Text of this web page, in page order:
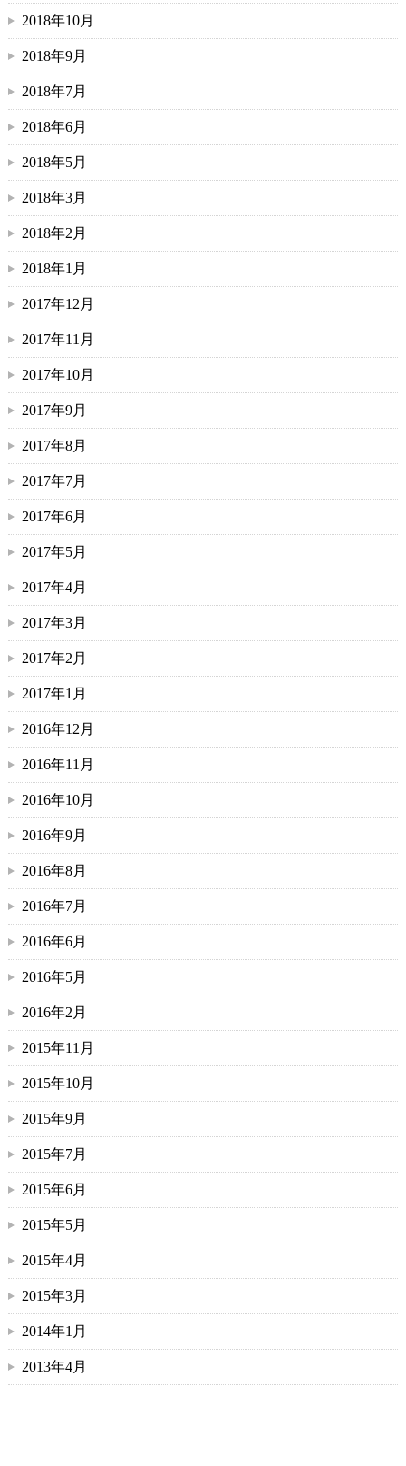
2018年10月
2018年9月
2018年7月
2018年6月
2018年5月
2018年3月
2018年2月
2018年1月
2017年12月
2017年11月
2017年10月
2017年9月
2017年8月
2017年7月
2017年6月
2017年5月
2017年4月
2017年3月
2017年2月
2017年1月
2016年12月
2016年11月
2016年10月
2016年9月
2016年8月
2016年7月
2016年6月
2016年5月
2016年2月
2015年11月
2015年10月
2015年9月
2015年7月
2015年6月
2015年5月
2015年4月
2015年3月
2014年1月
2013年4月